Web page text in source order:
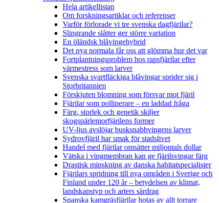
Hela artikellistan
Om forskningsartiklar och referenser
Varför förlorade vi tre svenska dagfjärilar?
Slingrande slåtter ger större variation
En öländsk blåvingehybrid
Det nya normala får oss att glömma hur det var
Fortplantningsproblem hos rapsfjärilar efter
värmestress som larver
Svenska svartfläckiga blåvingar sprider sig i
Storbritannien
Förskjuten blomning som försvar mot fjäril
Fjärilar som pollinerare – en laddad fråga
Färg, storlek och genetik skiljer
skogspärlemorfjärilens former
UV-ljus avslöjar busksnabbvingens larver
Sydrovfjäril har smak för stadslivet
Handel med fjärilar omsätter miljontals dollar
Vätska i vingmembran kan ge fjärilsvingar färg
Drastisk minskning av danska habitatspecialister
Fjärilars spridning till nya områden i Sverige och
Finland under 120 år– betydelsen av klimat,
landskapstyp och arters särdrag
Spanska kamgräsfjärilar hotas av allt torrare